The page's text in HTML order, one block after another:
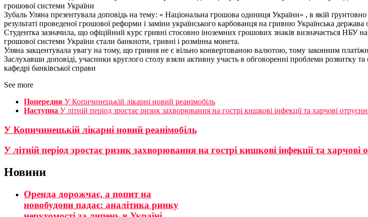
грошової системи України
Зубаль Уляна презентувала доповідь на тему: « Національна грошова одиниця України» , в якій
результаті проведеної грошової реформи і заміни українського карбованця на гривню Українська
Студентка зазначила, що офіційний курс гривні стосовно іноземних грошових знаків визначається НБУ
грошової системи України стали банкноти, гривні і розмінна монета.
Уляна закцентувала увагу на тому, що гривня не є вільно конвертованою валютою, тому законним
Заслухавши доповіді, учасники круглого столу взяли активну участь в обговоренні проблеми розвитку
кафедрі банківської справи
See more
Попередня У Копичинецькій лікарні новий реанімобіль
Наступна У літній період зростає ризик захворювання на гострі кишкові інфекції та харчові
У Копичинецькій лікарні новий реанімобіль
У літній період зростає ризик захворювання на гострі кишкові інфекції та харчові
Новини
Оренда дорожчає, а попит на
новобудови падає: аналітика ринку